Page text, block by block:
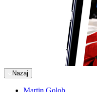
Nazaj
Martin Golob